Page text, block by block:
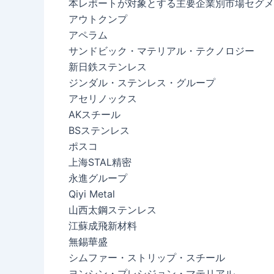
本レポートが対象とする主要企業別市場セグ
アウトクンプ
アペラム
サンドビック・マテリアル・テクノロジー
新日鉄ステンレス
ジンダル・ステンレス・グループ
アセリノックス
AKスチール
BSステンレス
ポスコ
上海STAL精密
永進グループ
Qiyi Metal
山西太鋼ステンレス
江蘇成飛新材料
無錫華盛
シムファー・ストリップ・スチール